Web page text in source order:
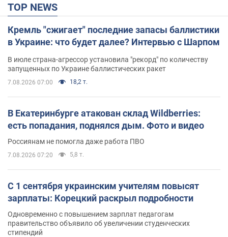
TOP NEWS
Кремль "сжигает" последние запасы баллистики
в Украине: что будет далее? Интервью с Шарпом
В июле страна-агрессор установила "рекорд" по количеству
запущенных по Украине баллистических ракет
7.08.2026 07:00 18,2 т.
В Екатеринбурге атакован склад Wildberries:
есть попадания, поднялся дым. Фото и видео
Россиянам не помогла даже работа ПВО
7.08.2026 07:20 5,8 т.
С 1 сентября украинским учителям повысят
зарплаты: Корецкий раскрыл подробности
Одновременно с повышением зарплат педагогам
правительство объявило об увеличении студенческих
стипендий